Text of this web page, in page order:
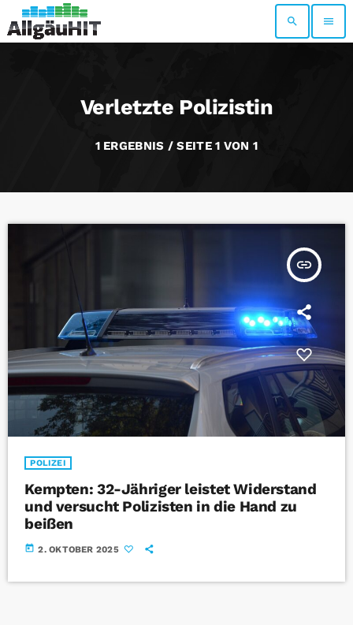
search menu
Verletzte Polizistin
1 ERGEBNIS / SEITE 1 VON 1
insert_link
POLIZEI
Kempten: 32-Jähriger leistet Widerstand
und versucht Polizisten in die Hand zu
beißen
today 2. OKTOBER 2025